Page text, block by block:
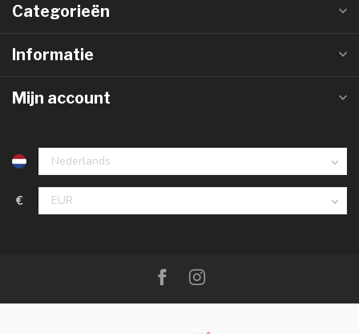
Categorieën
Informatie
Mijn account
€